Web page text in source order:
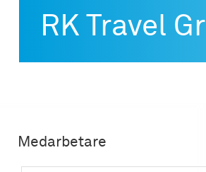
RK Travel
Medarbetare